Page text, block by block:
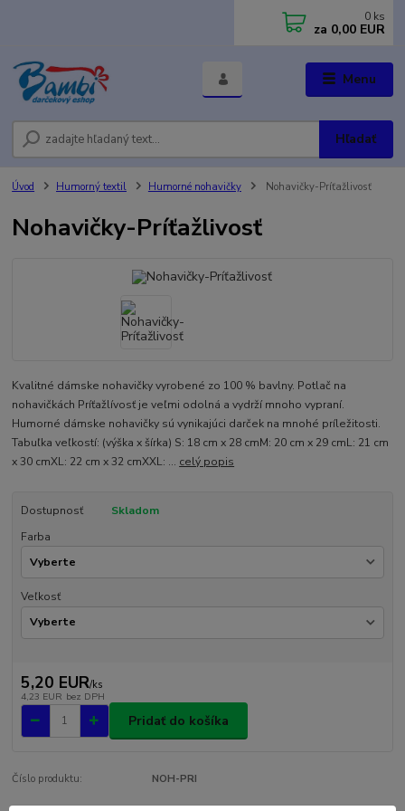
Menu
Hľadať
0 ks
za 0,00 EUR
Úvod Humorný textil Humorné nohavičky Nohavičky-Príťažlivosť
Nohavičky-Príťažlivosť
Kvalitné dámske nohavičky vyrobené zo 100 % bavlny. Potlač na
nohavičkách Príťažlívosť je veľmi odolná a vydrží mnoho vypraní.
Humorné dámske nohavičky sú vynikajúci darček na mnohé príležitosti.
Tabuľka veľkostí: (výška x šírka) S: 18 cm x 28 cmM: 20 cm x 29 cmL: 21 cm
x 30 cmXL: 22 cm x 32 cmXXL: ... celý popis
Dostupnosť
Skladom
Farba
Veľkosť
5,20 EUR/ks
4,23 EUR bez DPH
Pridať do košíka
Číslo produktu: NOH-PRI